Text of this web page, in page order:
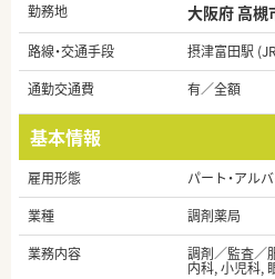
勤務地 大阪府 高槻
路線・交通手段
摂津富田駅
通勤交通費
有／全額
基本情報
雇用形態
パート・アル
業種
調剤薬局
業務内容
調剤／監査／
内科, 小児科,